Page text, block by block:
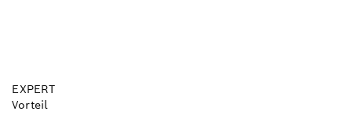
EXPERT
Vorteil